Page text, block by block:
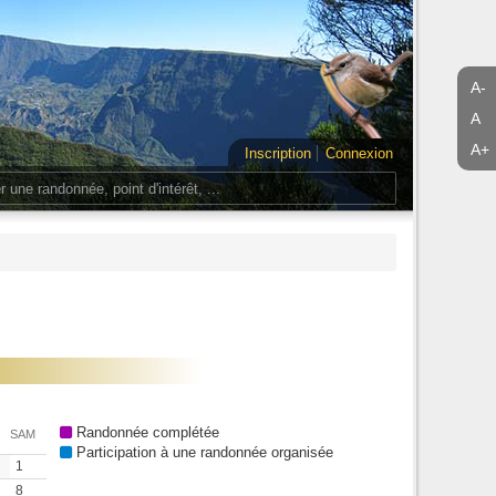
A-
A
A+
Inscription
Connexion
SAM
1
8
Randonnée complétée
Participation à une randonnée organisée